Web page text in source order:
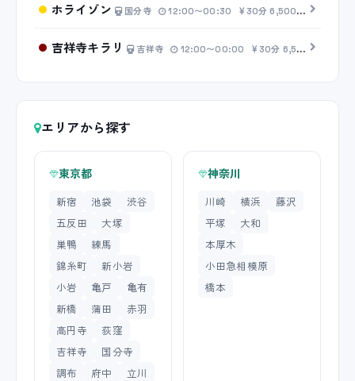
ホライゾン 国分寺 12:00〜00:30 30分 6,500円〜
吉祥寺キラリ 吉祥寺 12:00〜00:00 30分 6,500円〜
エリアから探す
東京都
新宿 池袋
渋谷
五反田
大塚
巣鴨
練馬
錦糸町
新小岩
小岩
亀戸
亀有
新橋
蒲田
赤羽
高円寺
荻窪
吉祥寺
国分寺
調布
府中
立川
神奈川
川崎 横浜
藤沢
平塚
大和
本厚木
小田急相模原
橋本